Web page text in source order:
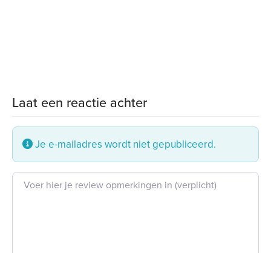
Laat een reactie achter
Je e-mailadres wordt niet gepubliceerd.
Beoordeling tekst